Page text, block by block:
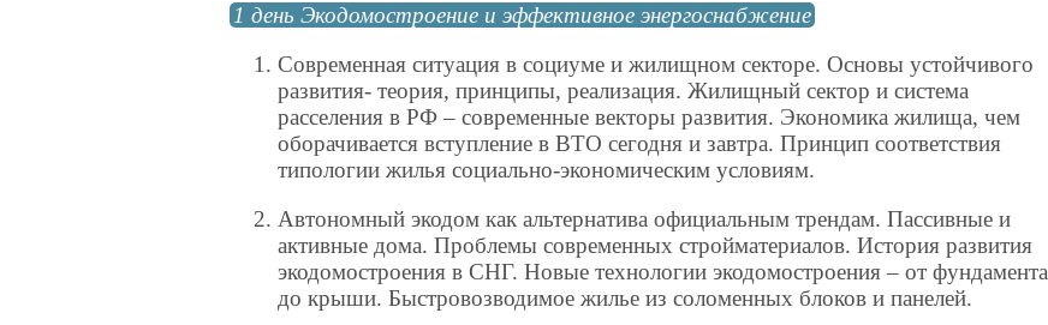
1 день Экодомостроение и эффективное энергоснабжение
Современная ситуация в социуме и жилищном секторе. Основы устойчивого
развития- теория, принципы, реализация. Жилищный сектор и система
расселения в РФ – современные векторы развития. Экономика жилища, чем
оборачивается вступление в ВТО сегодня и завтра. Принцип соответствия
типологии жилья социально-экономическим условиям.
Автономный экодом как альтернатива официальным трендам. Пассивные и
активные дома. Проблемы современных стройматериалов. История развития
экодомостроения в СНГ. Новые технологии экодомостроения – от фундамента
до крыши. Быстровозводимое жилье из соломенных блоков и панелей.